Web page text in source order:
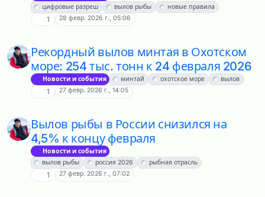
цифровые разреш
вылов рыбы новые правила
1 28 февр. 2026 г., 05:06
Рекордный вылов минтая в Охотском
море: 254 тыс. тонн к 24 февраля 2026
Новости и события минтай охотское море вылов
1 27 февр. 2026 г., 14:05
Вылов рыбы в России снизился на
4,5% к концу февраля
Новости и события
вылов рыбы
россия 2026 рыбная отрасль
1 27 февр. 2026 г., 07:02